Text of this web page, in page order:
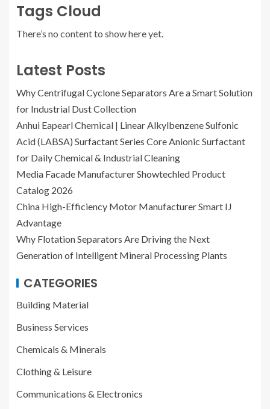
Tags Cloud
There’s no content to show here yet.
Latest Posts
Why Centrifugal Cyclone Separators Are a Smart Solution
for Industrial Dust Collection
Anhui Eapearl Chemical | Linear Alkylbenzene Sulfonic
Acid (LABSA) Surfactant Series Core Anionic Surfactant
for Daily Chemical & Industrial Cleaning
Media Facade Manufacturer Showtechled Product
Catalog 2026
China High-Efficiency Motor Manufacturer Smart IJ
Advantage
Why Flotation Separators Are Driving the Next
Generation of Intelligent Mineral Processing Plants
CATEGORIES
Building Material
Business Services
Chemicals & Minerals
Clothing & Leisure
Communications & Electronics